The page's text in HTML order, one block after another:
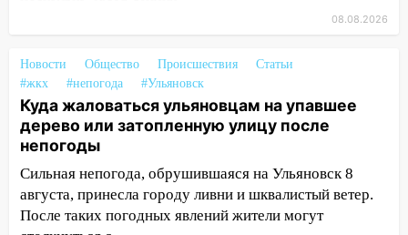
14:26
Жители Ульяновска сами
пытаются расчистить ливнёвки, не
дождавшись коммунальщиков
14:16 Шторм продолжает ломать город:
на улице Любови Шевцовой рухнул
светофор
14:14 Студента из Ульяновска обманули
08.08.2026
Новости Общество Происшествия
Статьи
#жкх
#непогода #Ульяновск
Куда жаловаться ульяновцам на упавшее
дерево или затопленную улицу после
непогоды
Сильная непогода, обрушившаяся на Ульяновск 8
августа, принесла городу ливни и шквалистый ветер.
После таких погодных явлений жители могут